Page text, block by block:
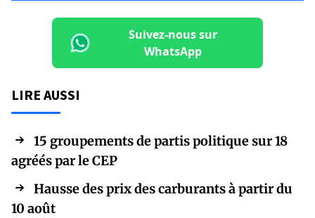
Suivez-nous sur
WhatsApp
LIRE AUSSI
15 groupements de partis politique sur 18
agréés par le CEP
Hausse des prix des carburants à partir du
10 août